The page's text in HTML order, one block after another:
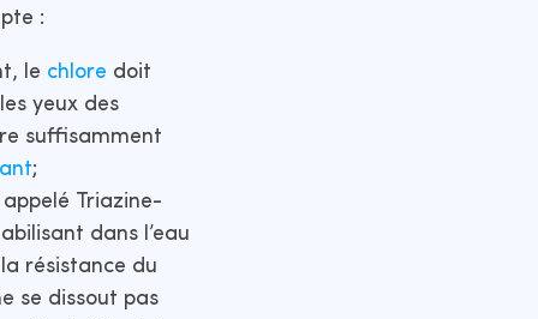
:
le chlore doit
yeux des
suffisamment
;
Triazine-
dans l’eau
résistance du
se dissout pas